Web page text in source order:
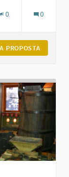
0 0
PROPOSTA